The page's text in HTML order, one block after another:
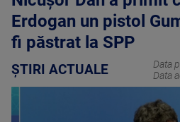
Erdogan un pistol
fi păstrat la SPP
ȘTIRI ACTUALE Data
Data